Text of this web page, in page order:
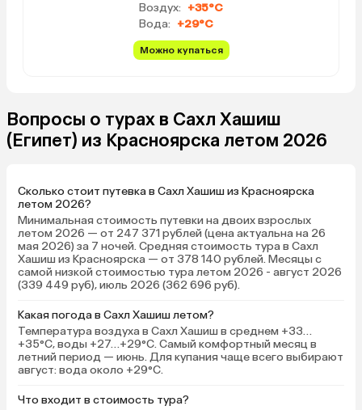
Воздух: +35°C
Вода: +29°C
Можно купаться
Вопросы о турах в Сахл Хашиш
(Египет) из Красноярска летом 2026
Сколько стоит путевка в Сахл Хашиш из Красноярска
летом 2026?
Минимальная стоимость путевки на двоих взрослых
летом 2026 — от 247 371 рублей (цена актуальна на 26
мая 2026) за 7 ночей. Средняя стоимость тура в Сахл
Хашиш из Красноярска — от 378 140 рублей. Месяцы с
самой низкой стоимостью тура летом 2026 - август 2026
(339 449 руб), июль 2026 (362 696 руб).
Какая погода в Сахл Хашиш летом?
Температура воздуха в Сахл Хашиш в среднем +33…
+35°C, воды +27…+29°C. Самый комфортный месяц в
летний период — июнь. Для купания чаще всего выбирают
август: вода около +29°C.
Что входит в стоимость тура?